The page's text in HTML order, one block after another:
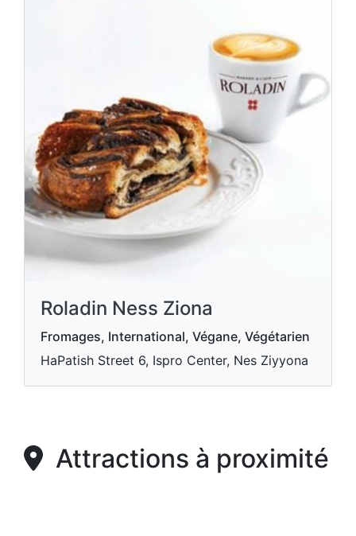
Roladin Ness Ziona
Fromages, International, Végane, Végétarien
HaPatish Street 6, Ispro Center, Nes Ziyyona
Attractions à proximité